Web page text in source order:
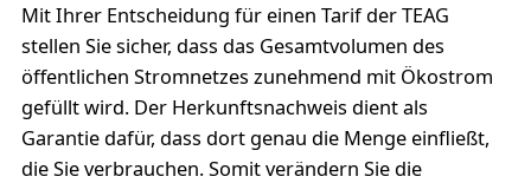
Mit Ihrer Entscheidung für einen Tarif der TEAG
stellen Sie sicher, dass das Gesamtvolumen des
öffentlichen Stromnetzes zunehmend mit Ökostrom
gefüllt wird. Der Herkunftsnachweis dient als
Garantie dafür, dass dort genau die Menge einfließt,
die Sie verbrauchen. Somit verändern Sie die